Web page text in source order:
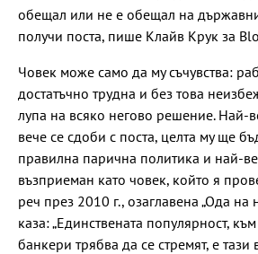
обещал или не е обещал на
получи поста, пише Клайв Крук за
Човек може само да му съчувства:
достатъчно трудна и без това
лупа на всяко негово решение. Най-
вече се сдоби с поста, целта му ще
правилна парична политика и най-
възприеман като човек, който я
реч през 2010 г., озаглавена „Ода на
каза: „Единствената популярност,
банкери трябва да се стремят, е тази